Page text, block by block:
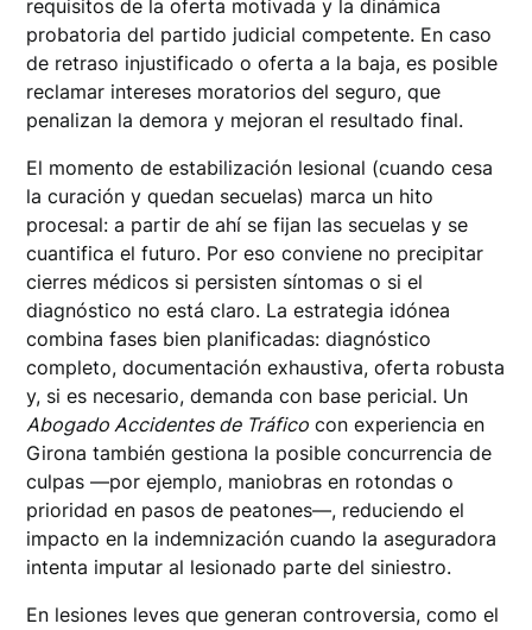
requisitos de la oferta motivada y la dinámica
probatoria del partido judicial competente. En caso
de retraso injustificado o oferta a la baja, es posible
reclamar intereses moratorios del seguro, que
penalizan la demora y mejoran el resultado final.
El momento de estabilización lesional (cuando cesa
la curación y quedan secuelas) marca un hito
procesal: a partir de ahí se fijan las secuelas y se
cuantifica el futuro. Por eso conviene no precipitar
cierres médicos si persisten síntomas o si el
diagnóstico no está claro. La estrategia idónea
combina fases bien planificadas: diagnóstico
completo, documentación exhaustiva, oferta robusta
y, si es necesario, demanda con base pericial. Un
Abogado Accidentes de Tráfico con experiencia en
Girona también gestiona la posible concurrencia de
culpas —por ejemplo, maniobras en rotondas o
prioridad en pasos de peatones—, reduciendo el
impacto en la indemnización cuando la aseguradora
intenta imputar al lesionado parte del siniestro.
En lesiones leves que generan controversia, como el